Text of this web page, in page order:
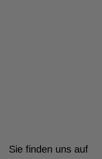
Sie finden uns auf